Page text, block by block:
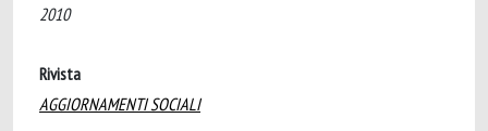
2010
Rivista
AGGIORNAMENTI SOCIALI